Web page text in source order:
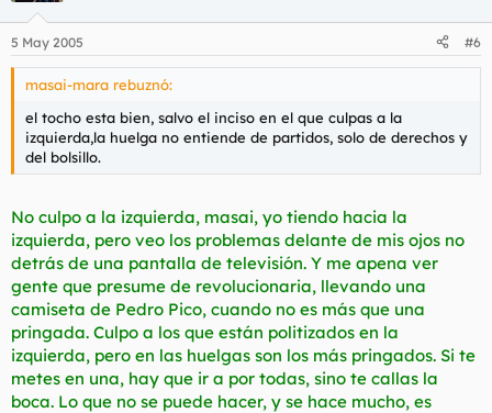
5 May 2005 #6
masai-mara rebuznó:
el tocho esta bien, salvo el inciso en el que culpas a la
izquierda,la huelga no entiende de partidos, solo de derechos y
del bolsillo.
No culpo a la izquierda, masai, yo tiendo hacia la
izquierda, pero veo los problemas delante de mis ojos no
detrás de una pantalla de televisión. Y me apena ver
gente que presume de revolucionaria, llevando una
camiseta de Pedro Pico, cuando no es más que una
pringada. Culpo a los que están politizados en la
izquierda, pero en las huelgas son los más pringados. Si te
metes en una, hay que ir a por todas, sino te callas la
boca. Lo que no se puede hacer, y se hace mucho, es